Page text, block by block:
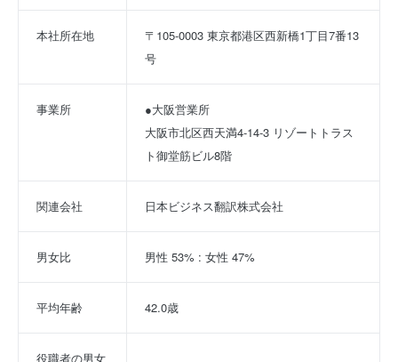
本社所在地
〒105-0003 東京都港区西新橋1丁目7番13
号
事業所
●大阪営業所
大阪市北区西天満4-14-3 リゾートトラス
ト御堂筋ビル8階
関連会社 日本ビジネス翻訳株式会社
男女比 男性 53% : 女性 47%
平均年齢 42.0歳
役職者の男女